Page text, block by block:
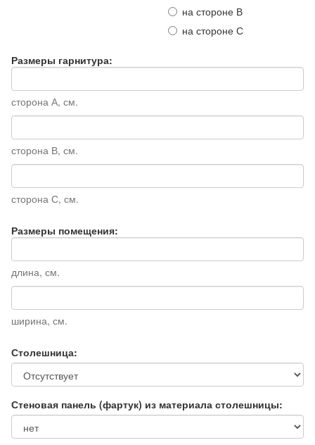
на стороне В
на стороне С
Размеры гарнитура:
сторона А, см.
сторона В, см.
сторона С, см.
Размеры помещения:
длина, см.
ширина, см.
Столешница:
Стеновая панель (фартук) из материала столешницы: